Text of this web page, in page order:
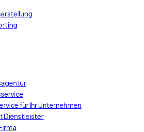
für Ihr Unternehmen
Dienstleister